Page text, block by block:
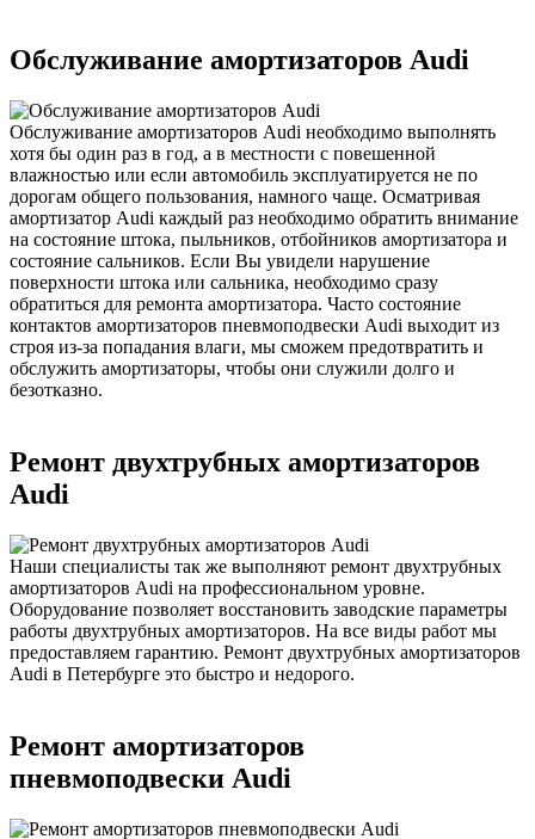
Обслуживание амортизаторов Audi
Обслуживание амортизаторов Audi необходимо выполнять
хотя бы один раз в год, а в местности с повешенной
влажностью или если автомобиль эксплуатируется не по
дорогам общего пользования, намного чаще. Осматривая
амортизатор Audi каждый раз необходимо обратить внимание
на состояние штока, пыльников, отбойников амортизатора и
состояние сальников. Если Вы увидели нарушение
поверхности штока или сальника, необходимо сразу
обратиться для ремонта амортизатора. Часто состояние
контактов амортизаторов пневмоподвески Audi выходит из
строя из-за попадания влаги, мы сможем предотвратить и
обслужить амортизаторы, чтобы они служили долго и
безотказно.
Ремонт двухтрубных амортизаторов
Audi
Наши специалисты так же выполняют ремонт двухтрубных
амортизаторов Audi на профессиональном уровне.
Оборудование позволяет восстановить заводские параметры
работы двухтрубных амортизаторов. На все виды работ мы
предоставляем гарантию. Ремонт двухтрубных амортизаторов
Audi в Петербурге это быстро и недорого.
Ремонт амортизаторов
пневмоподвески Audi